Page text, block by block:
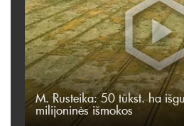
M. Rusteika: 50 tūkst. ha
milijoninės išmokos